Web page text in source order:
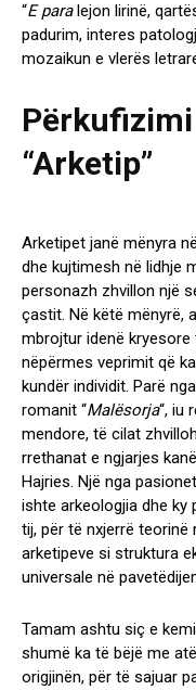
“E paralejon lirinë,
padurim, interes
mozaikun e vlerës
P
“Arketip”
Arketipet janë mënyra
dhe kujtimesh në lidhje
personazh zhvillon një
çastit. Në këtë mënyrë,
mbrojtur idenë kryesore
nëpërmes veprimit që
kundër individit. Parë
romanit “Malësorja“, iu
mendore, të cilat
rrethanat e ngjarjes
Hajries. Një nga
ishte arkeologjia dhe ky
tij, për të nxjerrë teorinë
arketipeve si struktura
universale në
Tamam ashtu siç e
shumë ka të bëjë me
origjinën, për të sajuar